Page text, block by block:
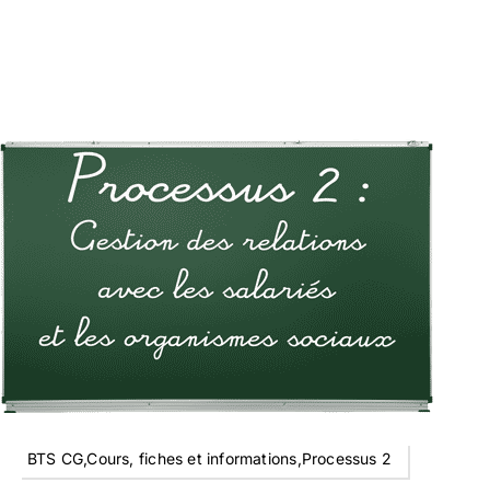
BTS CG,Cours, fiches et informations,Processus 2